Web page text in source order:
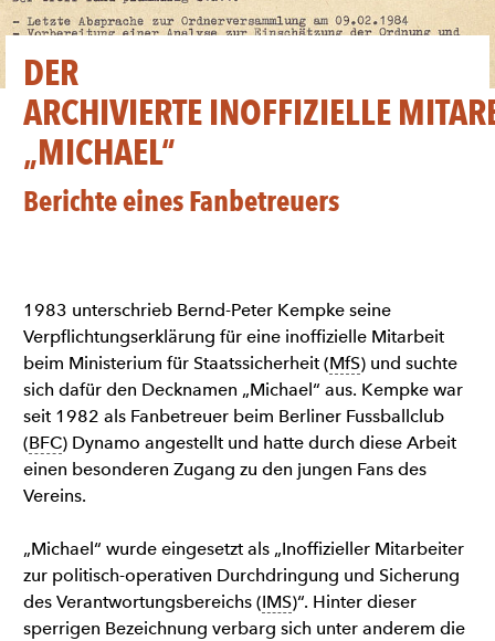
DER
ARCHIVIERTE INOFFIZIELLE
„MICHAEL“
Berichte eines Fanbetreuers
1983 unterschrieb Bernd-Peter Kempke seine
Verpflichtungserklärung für eine inoffizielle Mitarbeit
beim Ministerium für Staatssicherheit (MfS) und suchte
sich dafür den Decknamen „Michael“ aus. Kempke war
seit 1982 als Fanbetreuer beim Berliner Fussballclub
(BFC) Dynamo angestellt und hatte durch diese Arbeit
einen besonderen Zugang zu den jungen Fans des
Vereins.
„Michael“ wurde eingesetzt als „Inoffizieller Mitarbeiter
zur politisch-operativen Durchdringung und Sicherung
des Verantwortungsbereichs (IMS)“. Hinter dieser
sperrigen Bezeichnung verbarg sich unter anderem die